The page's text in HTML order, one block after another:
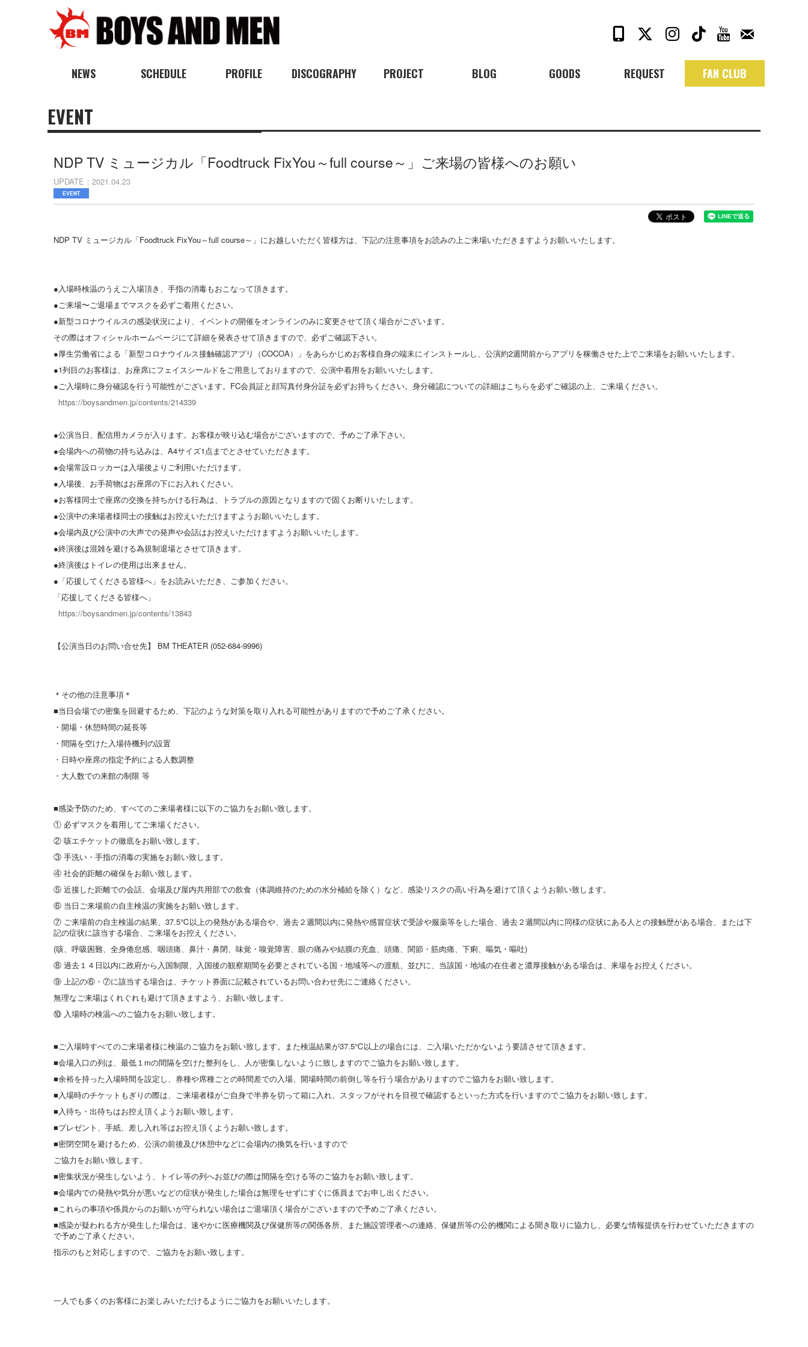
NEWS SCHEDULE PROFILE DISCOGRAPHY PROJECT BLOG GOODS REQUEST FAN CLUB
EVENT
NDP TV ミュージカル「Foodtruck FixYou～full course～」ご来場の皆様へのお願い
UPDATE 2021.04.23
EVENT
NDP TV ミュージカル「Foodtruck FixYou～full course～」にお越しいただく皆様方は、下記の注意事項をお読みの上ご来場いただきますようお願いいたします。
●入場時検温のうえご入場頂き、手指の消毒もおこなって頂きます。
●ご来場〜ご退場までマスクを必ずご着用ください。
●新型コロナウイルスの感染状況により、イベントの開催をオンラインのみに変更させて頂く場合がございます。
その際はオフィシャルホームページにて詳細を発表させて頂きますので、必ずご確認下さい。
●厚生労働省による「新型コロナウイルス接触確認アプリ（COCOA）」をあらかじめお客様自身の端末にインストールし、公演約2週間前からアプリを稼働させた上でご来場をお願いいたします。
●1列目のお客様は、お座席にフェイスシールドをご用意しておりますので、公演中着用をお願いいたします。
●ご入場時に身分確認を行う可能性がございます。FC会員証と顔写真付身分証を必ずお持ちください。身分確認についての詳細はこちらを必ずご確認の上、ご来場ください。
https://boysandmen.jp/contents/214339
●公演当日、配信用カメラが入ります。お客様が映り込む場合がございますので、予めご了承下さい。
●会場内への荷物の持ち込みは、A4サイズ1点までとさせていただきます。
●会場常設ロッカーは入場後よりご利用いただけます。
●入場後、お手荷物はお座席の下にお入れください。
●お客様同士で座席の交換を持ちかける行為は、トラブルの原因となりますので固くお断りいたします。
●公演中の来場者様同士の接触はお控えいただけますようお願いいたします。
●会場内及び公演中の大声での発声や会話はお控えいただけますようお願いいたします。
●終演後は混雑を避ける為規制退場とさせて頂きます。
●終演後はトイレの使用は出来ません。
●「応援してくださる皆様へ」をお読みいただき、ご参加ください。
「応援してくださる皆様へ」
https://boysandmen.jp/contents/13843
【公演当日のお問い合せ先】 BM THEATER (052-684-9996)
＊その他の注意事項＊
■当日会場での密集を回避するため、下記のような対策を取り入れる可能性がありますので予めご了承ください。
・開場・休憩時間の延長等
・間隔を空けた入場待機列の設置
・日時や座席の指定予約による人数調整
・大人数での来館の制限 等
■感染予防のため、すべてのご来場者様に以下のご協力をお願い致します。
① 必ずマスクを着用してご来場ください。
② 咳エチケットの徹底をお願い致します。
③ 手洗い・手指の消毒の実施をお願い致します。
④ 社会的距離の確保をお願い致します。
⑤ 近接した距離での会話、会場及び屋内共用部での飲食（体調維持のための水分補給を除く）など、感染リスクの高い行為を避けて頂くようお願い致します。
⑥ 当日ご来場前の自主検温の実施をお願い致します。
⑦ ご来場前の自主検温の結果、37.5℃以上の発熱がある場合や、過去２週間以内に発熱や感冒症状で受診や服薬等をした場合、過去２週間以内に同様の症状にある人との接触歴がある場合、または下
記の症状に該当する場合、ご来場をお控えください。
(咳、呼吸困難、全身倦怠感、咽頭痛、鼻汁・鼻閉、味覚・嗅覚障害、眼の痛みや結膜の充血、頭痛、関節・筋肉痛、下痢、嘔気・嘔吐)
⑧ 過去１４日以内に政府から入国制限、入国後の観察期間を必要とされている国・地域等への渡航、並びに、当該国・地域の在住者と濃厚接触がある場合は、来場をお控えください。
⑨ 上記の⑥・⑦に該当する場合は、チケット券面に記載されているお問い合わせ先にご連絡ください。
無理なご来場はくれぐれも避けて頂きますよう、お願い致します。
⑩ 入場時の検温へのご協力をお願い致します。
■ご入場時すべてのご来場者様に検温のご協力をお願い致します。また検温結果が37.5℃以上の場合には、ご入場いただかないよう要請させて頂きます。
■会場入口の列は、最低１mの間隔を空けた整列をし、人が密集しないように致しますのでご協力をお願い致します。
■余裕を持った入場時間を設定し、券種や席種ごとの時間差での入場、開場時間の前倒し等を行う場合がありますのでご協力をお願い致します。
■入場時のチケットもぎりの際は、ご来場者様がご自身で半券を切って箱に入れ、スタッフがそれを目視で確認するといった方式を行いますのでご協力をお願い致します。
■入待ち・出待ちはお控え頂くようお願い致します。
■プレゼント、手紙、差し入れ等はお控え頂くようお願い致します。
■密閉空間を避けるため、公演の前後及び休憩中などに会場内の換気を行いますので
ご協力をお願い致します。
■密集状況が発生しないよう、トイレ等の列へお並びの際は間隔を空ける等のご協力をお願い致します。
■会場内での発熱や気分が悪いなどの症状が発生した場合は無理をせずにすぐに係員までお申し出ください。
■これらの事項や係員からのお願いが守られない場合はご退場頂く場合がございますので予めご了承ください。
■感染が疑われる方が発生した場合は、速やかに医療機関及び保健所等の関係各所、また施設管理者への連絡、保健所等の公的機関による聞き取りに協力し、必要な情報提供を行わせていただきますの
で予めご了承ください。
指示のもと対応しますので、ご協力をお願い致します。
一人でも多くのお客様にお楽しみいただけるようにご協力をお願いいたします。